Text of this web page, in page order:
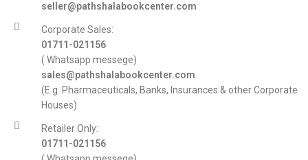
seller@pathshalabookcenter.com
Corporate Sales:
01711-021156
( Whatsapp messege)
sales@pathshalabookcenter.com
(E.g. Pharmaceuticals, Banks, Insurances & other Corporate
Houses)
Retailer Only:
01711-021156